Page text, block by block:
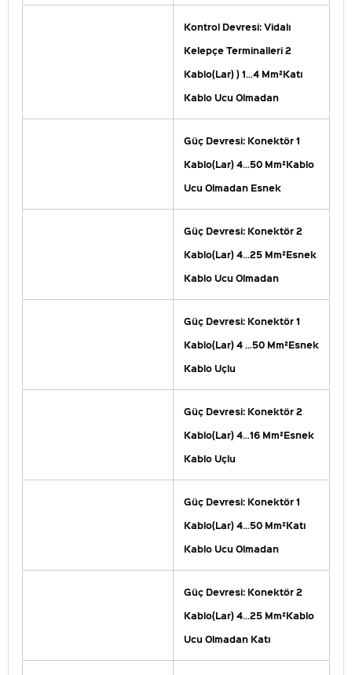
Kontrol Devresi: Vidalı
Kelepçe Terminalleri 2
Kablo(Lar) ) 1…4 Mm²Katı
Kablo Ucu Olmadan
Güç Devresi: Konektör 1
Kablo(Lar) 4…50 Mm²Kablo
Ucu Olmadan Esnek
Güç Devresi: Konektör 2
Kablo(Lar) 4…25 Mm²Esnek
Kablo Ucu Olmadan
Güç Devresi: Konektör 1
Kablo(Lar) 4 …50 Mm²Esnek
Kablo Uçlu
Güç Devresi: Konektör 2
Kablo(Lar) 4…16 Mm²Esnek
Kablo Uçlu
Güç Devresi: Konektör 1
Kablo(Lar) 4…50 Mm²Katı
Kablo Ucu Olmadan
Güç Devresi: Konektör 2
Kablo(Lar) 4…25 Mm²Kablo
Ucu Olmadan Katı